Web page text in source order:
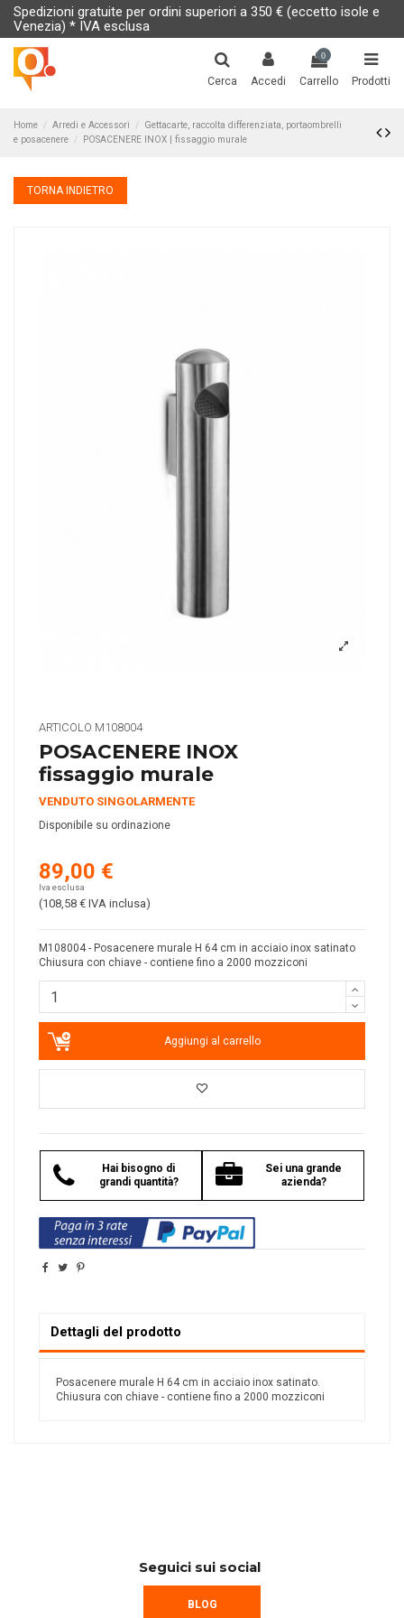
Spedizioni gratuite per ordini superiori a 350 € (eccetto isole e
Venezia) * IVA esclusa
Cerca Accedi
0
Carrello Prodotti
Home Arredi e Accessori
Gettacarte, raccolta differenziata, portaombrelli
e posacenere
POSACENERE INOX | fissaggio murale
TORNA INDIETRO
ARTICOLO M108004
POSACENERE INOX
fissaggio murale
VENDUTO SINGOLARMENTE
Disponibile su ordinazione
89,00 €
Iva esclusa
(108,58 € IVA inclusa)
M108004 - Posacenere murale H 64 cm in acciaio inox satinato
Chiusura con chiave - contiene fino a 2000 mozziconi
Aggiungi al carrello
Hai bisogno di
grandi quantità?
Sei una grande
azienda?
Dettagli del prodotto
Posacenere murale H 64 cm in acciaio inox satinato.
Chiusura con chiave - contiene fino a 2000 mozziconi
Seguici sui social
BLOG